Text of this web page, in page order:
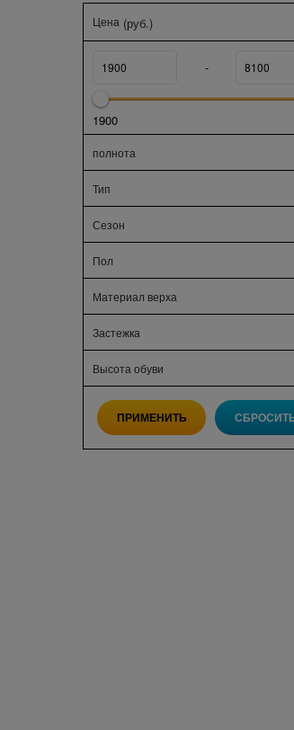
Цена (руб.)
-
1900
полнота
Тип
Сезон
Пол
Материал верха
Застежка
Высота обуви